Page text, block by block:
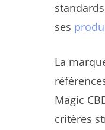
ses
La
Magic
critères